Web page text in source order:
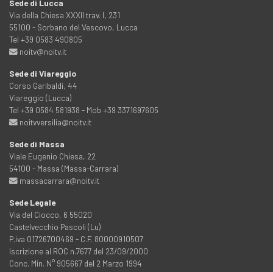
Sede di Lucca
Via della Chiesa XXXII trav. I, 231
55100 - Sorbano del Vescovo, Lucca
Tel +39 0583 490805
noitv@noitv.it
Sede di Viareggio
Corso Garibaldi, 44
Viareggio (Lucca)
Tel +39 0584 581938 - Mob +39 3371697605
noitvversilia@noitv.it
Sede di Massa
Viale Eugenio Chiesa, 22
54100 - Massa (Massa-Carrara)
massacarrara@noitv.it
Sede Legale
Via del Ciocco, 6 55020
Castelvecchio Pascoli (Lu)
P.iva 01726700469 - C.F. 80000910507
Iscrizione al ROC n.7677 del 23/09/2000
Conc. Min. N° 905667 del 2 Marzo 1994